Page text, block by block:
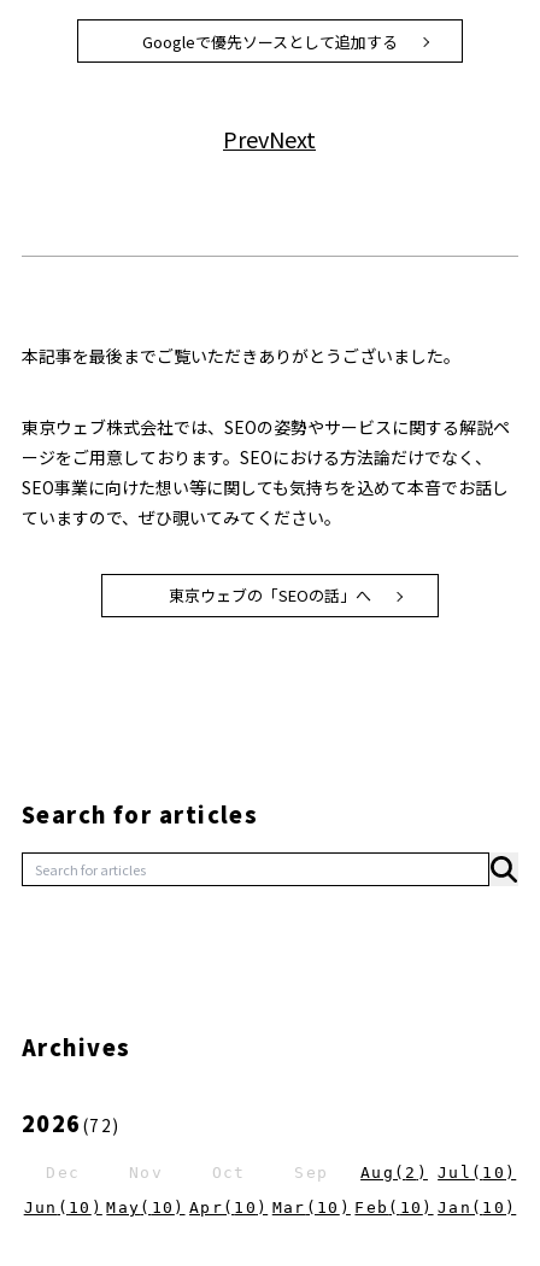
Googleで優先ソースとして追加する
PrevNext
本記事を最後までご覧いただきありがとうございました。
東京ウェブ株式会社では、SEOの姿勢やサービスに関する解説ペ
ージをご用意しております。SEOにおける方法論だけでなく、
SEO事業に向けた想い等に関しても気持ちを込めて本音でお話し
ていますので、ぜひ覗いてみてください。
東京ウェブの「SEOの話」へ
Search for articles
Archives
2026 (72)
Dec Nov Oct Sep Aug ( 2 ) Jul ( 10 )
Jun ( 10 ) May ( 10 ) Apr ( 10 ) Mar ( 10 ) Feb ( 10 ) Jan ( 10 )